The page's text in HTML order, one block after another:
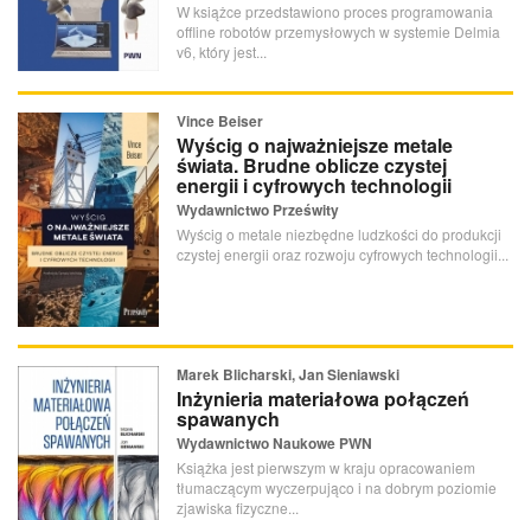
W książce przedstawiono proces programowania
offline robotów przemysłowych w systemie Delmia
v6, który jest...
Vince Beiser
Wyścig o najważniejsze metale
świata. Brudne oblicze czystej
energii i cyfrowych technologii
Wydawnictwo Prześwity
Wyścig o metale niezbędne ludzkości do produkcji
czystej energii oraz rozwoju cyfrowych technologii...
Marek Blicharski, Jan Sieniawski
Inżynieria materiałowa połączeń
spawanych
Wydawnictwo Naukowe PWN
Książka jest pierwszym w kraju opracowaniem
tłumaczącym wyczerpująco i na dobrym poziomie
zjawiska fizyczne...